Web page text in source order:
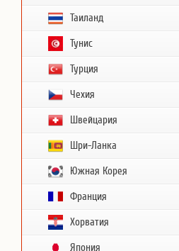
Таиланд
Тунис
Турция
Чехия
Швейцария
Шри-Ланка
Южная Корея
Франция
Хорватия
Япония